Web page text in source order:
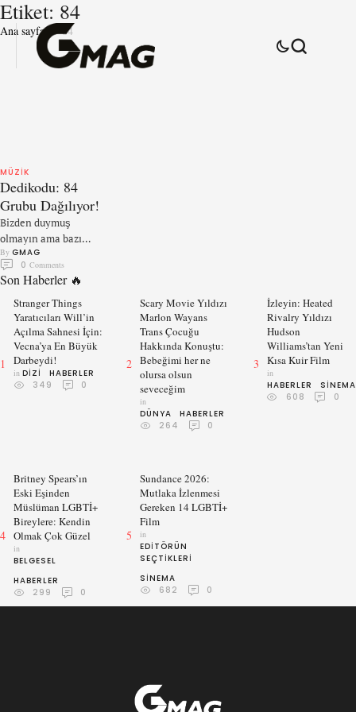
Etiket: 84
Ana sayfa 84
MÜZIK
Dedikodu: 84
Grubu Dağılıyor!
Bizden duymuş
olmayın ama bazı
sağlam kaynaklardan
öğrendiğimiz kadarıyl
a 84 grubu
dağılıyormuş! Şu
anda yurt dışı
konserlerine devam
eden Ankaralı grubun
ayrılma haberi
grubun fanlarını illa
Velibaşoğlu hem de
grubun gitaristi Arif
Erdem Ocak müziğe
kendi solo projeleri
ile devam
edeceklermiş…
By GMAG
0 Comments
Son Haberler 🔥
1
Stranger Things
Yaratıcıları Will’in
Açılma Sahnesi İçin:
Vecna’ya En Büyük
Darbeydi!
in DIZI
HABERLER
349
0
2
Scary Movie Yıldızı
Marlon Wayans
Trans Çocuğu
Hakkında Konuştu:
Bebeğimi her ne
olursa olsun
seveceğim
in
DÜNYA
HABERLER
264
0
3
İzleyin: Heated
Rivalry Yıldızı
Hudson
Williams’tan Yeni
Kısa Kuir Film
in
HABERLER
SINEMA
608
0
4
Britney Spears’ın
Eski Eşinden
Müslüman LGBTİ+
Bireylere: Kendin
Olmak Çok Güzel
in
BELGESEL
HABERLER
299
0
5
Sundance 2026:
Mutlaka İzlenmesi
Gereken 14 LGBTİ+
Film
in
EDITÖRÜN
SEÇTIKLERI
SINEMA
682
0